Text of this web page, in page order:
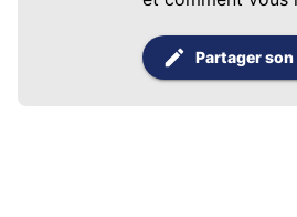
Partager son